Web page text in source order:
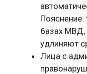
Пояснение:
базах МВД,
удлиняют
Лица с